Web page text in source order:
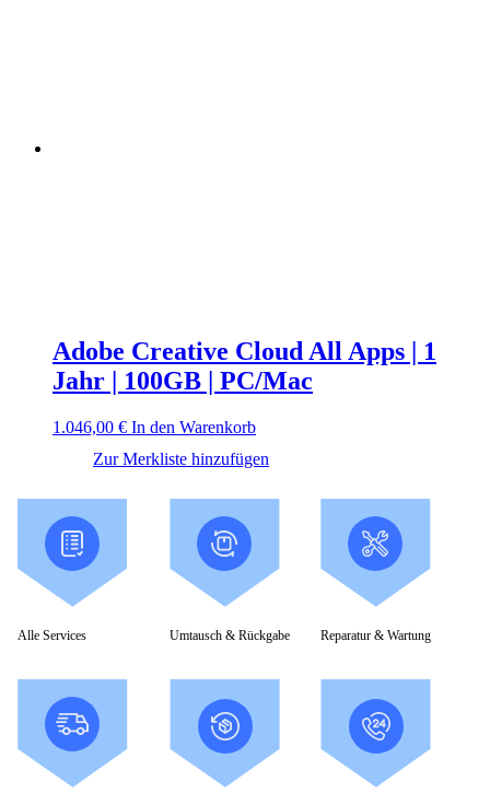
Adobe Creative Cloud All Apps | 1
Jahr | 100GB | PC/Mac
1.046,00 € In den Warenkorb
Zur Merkliste hinzufügen
Alle Services Umtausch & Rückgabe Reparatur & Wartung